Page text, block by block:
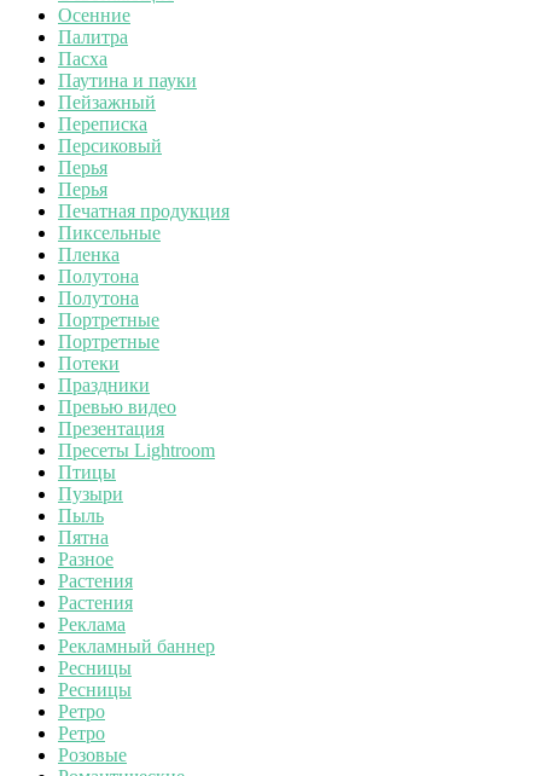
Осенние
Палитра
Пасха
Паутина и пауки
Пейзажный
Переписка
Персиковый
Перья
Перья
Печатная продукция
Пиксельные
Пленка
Полутона
Полутона
Портретные
Портретные
Потеки
Праздники
Превью видео
Презентация
Пресеты Lightroom
Птицы
Пузыри
Пыль
Пятна
Разное
Растения
Растения
Реклама
Рекламный баннер
Ресницы
Ресницы
Ретро
Ретро
Розовые